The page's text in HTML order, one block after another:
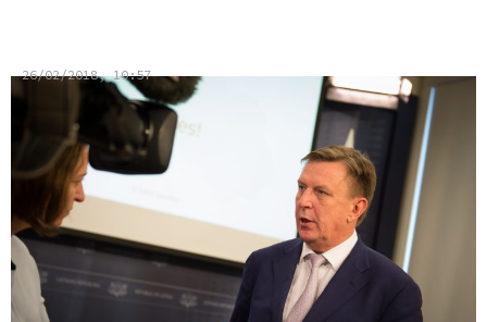
26/02/2018, 10:57